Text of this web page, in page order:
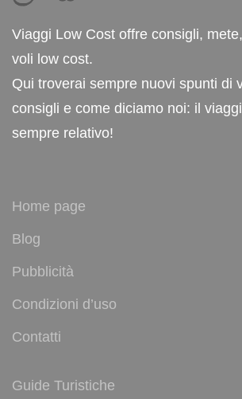
Viaggi Low Cost offre consigli,
voli low cost.
Qui troverai sempre nuovi spunti di
consigli e come diciamo noi: il
sempre relativo!
Home page
Blog
Pubblicità
Condizioni d’uso
Contatti
Guide Turistiche